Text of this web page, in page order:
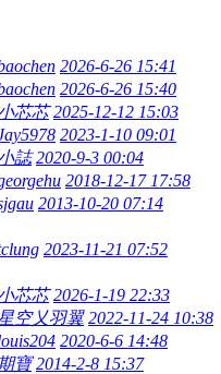
2026-6-26 15:41
2026-6-26 15:40
芯芯 2025-12-12 15:03
2023-1-10 09:01
誌 2020-9-3 00:04
2018-12-17 17:58
2013-10-20 07:14
2023-11-21 07:52
芯芯 2026-1-19 22:33
空乂羽翼 2022-11-24 10:38
2020-6-6 14:48
寶 2014-2-8 15:37